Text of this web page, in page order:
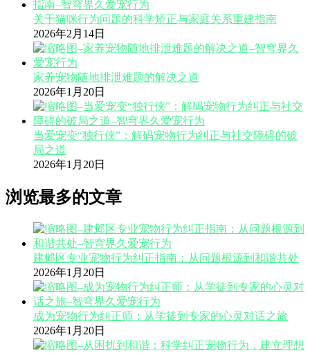
关于猫咪行为问题的科学矫正与家庭关系重建指南
2026年2月14日
家养宠物随地排泄难题的解决之道
2026年1月20日
当爱宠变“独行侠”：解码宠物行为纠正与社交障碍的破
局之道
2026年1月20日
浏览最多的文章
建邺区专业宠物行为纠正指南：从问题根源到和谐共处
2026年1月20日
成为宠物行为纠正师：从学徒到专家的心灵对话之旅
2026年1月20日